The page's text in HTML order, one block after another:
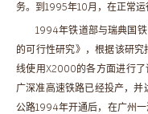
务。到1995年10月，在正常运
1994年铁道部与瑞典国
的可行性研究》，根据该研
线使用X2000的各方面进行了
广深准高速铁路已经投产，
公路1994年开通后，在广州